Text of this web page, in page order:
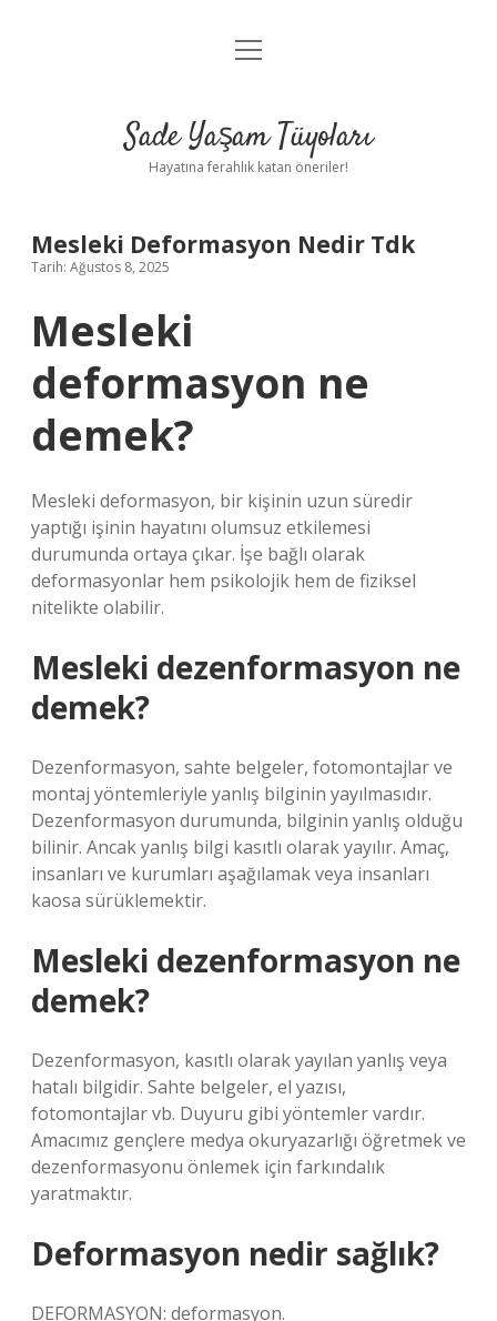
Anasayfa
Yasal Uyarı
menüyü
Sade Yaşam Tüyoları
Hayatına ferahlık katan öneriler!
Mesleki Deformasyon Nedir Tdk
Tarih: Ağustos 8, 2025
Mesleki
deformasyon ne
demek?
Mesleki deformasyon, bir kişinin uzun süredir
yaptığı işinin hayatını olumsuz etkilemesi
durumunda ortaya çıkar. İşe bağlı olarak
deformasyonlar hem psikolojik hem de fiziksel
nitelikte olabilir.
Mesleki dezenformasyon ne
demek?
Dezenformasyon, sahte belgeler, fotomontajlar ve
montaj yöntemleriyle yanlış bilginin yayılmasıdır.
Dezenformasyon durumunda, bilginin yanlış olduğu
bilinir. Ancak yanlış bilgi kasıtlı olarak yayılır. Amaç,
insanları ve kurumları aşağılamak veya insanları
kaosa sürüklemektir.
Mesleki dezenformasyon ne
demek?
Dezenformasyon, kasıtlı olarak yayılan yanlış veya
hatalı bilgidir. Sahte belgeler, el yazısı,
fotomontajlar vb. Duyuru gibi yöntemler vardır.
Amacımız gençlere medya okuryazarlığı öğretmek ve
dezenformasyonu önlemek için farkındalık
yaratmaktır.
Deformasyon nedir sağlık?
DEFORMASYON: deformasyon.